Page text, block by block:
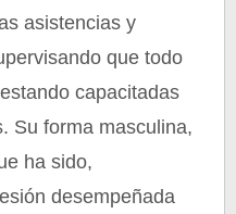
asistencias y
que todo
capacitadas
Su forma masculina,
ha sido,
desempeñada